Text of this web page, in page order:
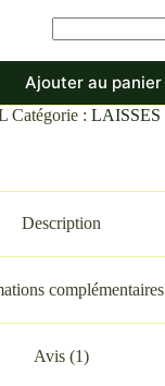
Ajouter au panier
Catégorie : LAISSES
Description
complémentaires
Avis (1)